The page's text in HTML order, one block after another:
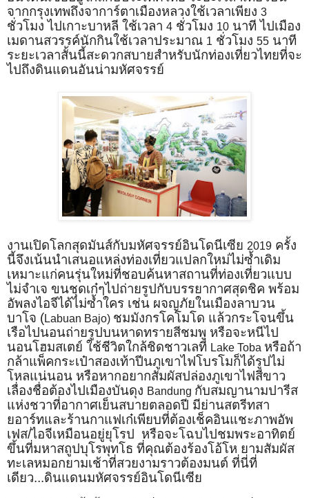
จากกรุงเทพถึงจาการ์ตาเมืองหลวงใช้เวลาเพียง 3
ชั่วโมง ไปเกาะบาหลี ใช้เวลา 4 ชั่วโมง 10 นาที ไปเมือง
เมดานสวรรค์นักกินใช้เวลาประมาณ 1 ชั่วโมง 55 นาที
ระยะเวลาสั้นนี้สะดวกสบายสำหรับนักท่องเที่ยวไทยที่จะ
ไปถึงดินแดนอันน่ามหัศจรรย์
งานเปิดโลกสุดมันส์กับมหัศจรรย์อินโดนีเซีย 2019 ครั้ง
นี้จึงเน้นนำเสนอแหล่งท่องเที่ยวแปลกใหม่ไม่ซ้ำเดิม
เหมาะแก่คนรุ่นใหม่ที่ชอบค้นหาสถานที่ท่องเที่ยวแบบ
ไม่จำเจ ขนชุดเก๋ๆไปถ่ายรูปกับบรรยากาศสุดชิค พร้อม
อัพลงไอจีได้ไม่ซ้ำใคร เช่น ผจญภัยในเมืองลาบวน
บาโจ (Labuan Bajo) ชมมังกรโคโมโด แล้วกระโจนขึ้น
เรือไปนอนถ่ายรูปบนหาดทรายสีชมพู หรือจะหนีไป
นอนโฮมสเตย์ ใช้ชีวิตใกล้ชิดชาวเลที่ Lake Toba หรือถ้า
กล้าแพ็คกระเป๋าสองเท้าปีนภูเขาไฟโบรโมก็ได้รูปไม่
โหลแน่นอน หรือหากอยากสัมผัสปล่องภูเขาไฟสีขาว
เลื่องชื่อต้องไปเมืองบันดุง Bandung กับสมญานามปารีส
แห่งชวาที่อากาศเย็นสบายตลอดปี มีย่านสตรีทสา
ยอาร์ทและร้านกาแฟเก๋เพียบที่ต้องเช็คอินแชะภาพอัพ
เฟส/ไอจีเหมือนอยู่ยุโรป หรือจะโฉบไปชมพระอาทิตย์
ขึ้นที่มหาสถูปบุโรพุทโธ ที่คุณต้องร้องโอ้โห ยามสัมผัส
ทะเลหมอกยามเช้าที่สวยงามราวต้องมนต์ ที่นี่ที่
เดียว...ดินแดนมหัศจรรย์อินโดนีเซีย